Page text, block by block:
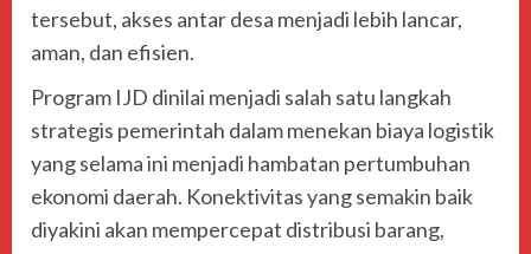
tersebut, akses antar desa menjadi lebih lancar,
aman, dan efisien.
Program IJD dinilai menjadi salah satu langkah
strategis pemerintah dalam menekan biaya logistik
yang selama ini menjadi hambatan pertumbuhan
ekonomi daerah. Konektivitas yang semakin baik
diyakini akan mempercepat distribusi barang,